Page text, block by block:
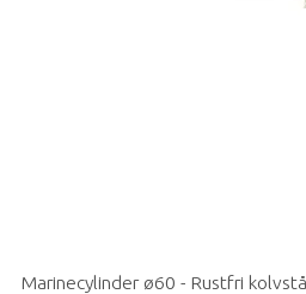
Marinecylinder ø60 - Rustfri